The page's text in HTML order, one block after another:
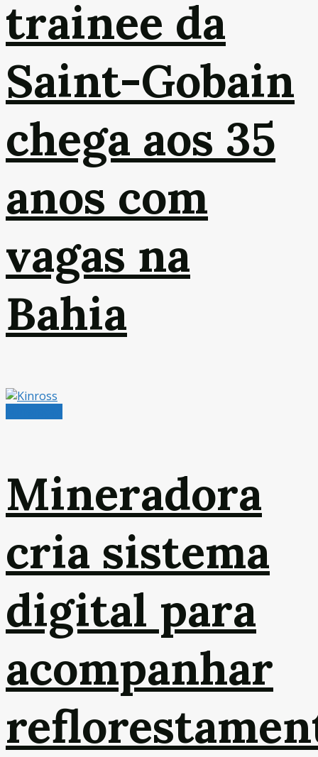
trainee da
Saint-Gobain
chega aos 35
anos com
vagas na
Bahia
Mineradora
cria sistema
digital para
acompanhar